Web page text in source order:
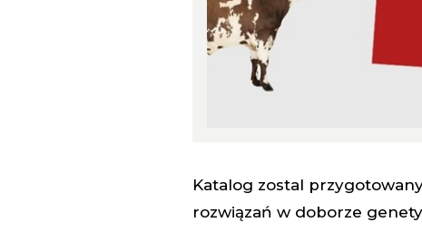
Katalog zostal
rozwiązań w doborze